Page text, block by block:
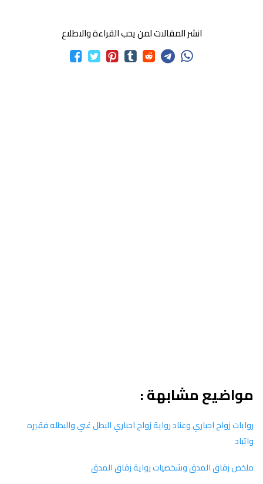
انشر المقالات لمن يحب القراءة والاطلاع
مواضيع مشابهة :
روايات زواج اجباري وعناد رواية زواج اجباري البطل غني والبطله فقيره
واتباد
ملخص زقاق المدق وشخصيات رواية زقاق المدق